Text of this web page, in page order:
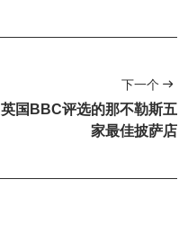
下一个
英国BBC评选的那不勒斯五
家最佳披萨店